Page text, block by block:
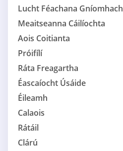
Lucht Féachana Gníomhach
Meaitseanna Cáilíochta
Aois Coitianta
Próifílí
Ráta Freagartha
Éascaíocht Úsáide
Éileamh
Calaois
Rátáil
Clárú